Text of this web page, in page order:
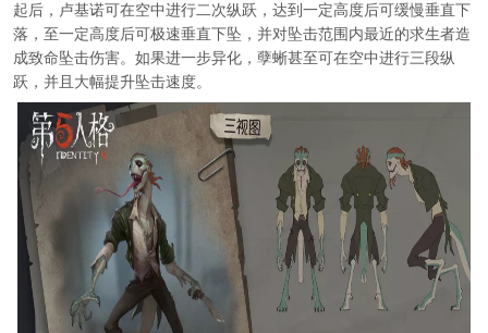
起后，卢基诺可在空中进行二次纵跃，达到一定高度后可缓慢垂直下
落，至一定高度后可极速垂直下坠，并对坠击范围内最近的求生者造
成致命坠击伤害。如果进一步异化，孽蜥甚至可在空中进行三段纵
跃，并且大幅提升坠击速度。